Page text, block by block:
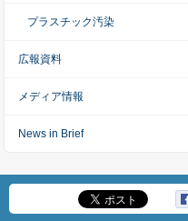
プラスチック汚染
広報資料
メディア情報
News in Brief